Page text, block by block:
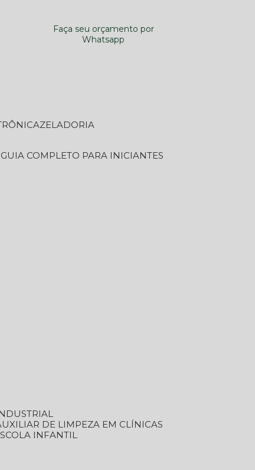
Faça seu orçamento por
Whatsapp
ZELADORIA
COMPLETO PARA INICIANTES
AUXILIAR DE LIMPEZA EM CLÍNICAS
INFANTIL